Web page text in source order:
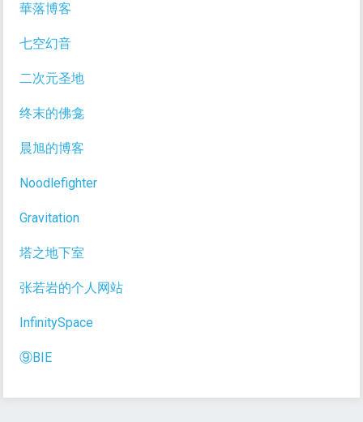
華落博客
七空幻音
二次元圣地
终末的佛龛
晨旭的博客
Noodlefighter
Gravitation
塔之地下室
张若岩的个人网站
InfinitySpace
⑨BIE